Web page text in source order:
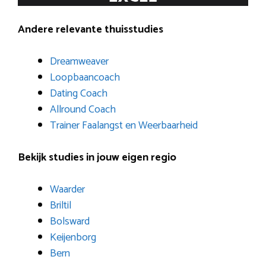
Andere relevante thuisstudies
Dreamweaver
Loopbaancoach
Dating Coach
Allround Coach
Trainer Faalangst en Weerbaarheid
Bekijk studies in jouw eigen regio
Waarder
Briltil
Bolsward
Keijenborg
Bern